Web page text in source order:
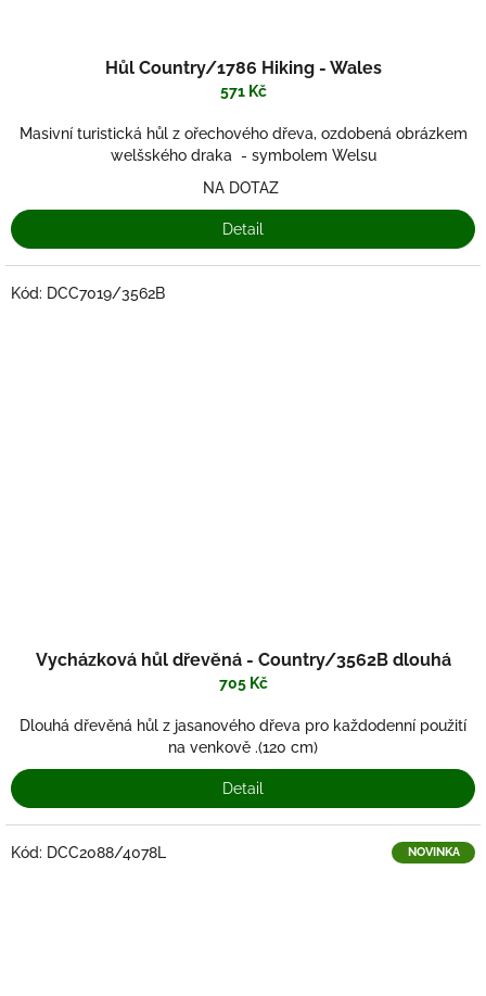
Hůl Country/1786 Hiking - Wales
571 Kč
Masivní turistická hůl z ořechového dřeva, ozdobená obrázkem
welšského draka - symbolem Welsu
NA DOTAZ
Detail
hodnocení
produktu
5,0
z
5
hvězdiček.
Vycházková hůl dřevěná - Country/3562B dlouhá
705 Kč
Dlouhá dřevěná hůl z jasanového dřeva pro každodenní použití
na venkově .(120 cm)
Detail
Kód: DCC7019/3562B
NOVINKA
Kód: DCC2088/4078L